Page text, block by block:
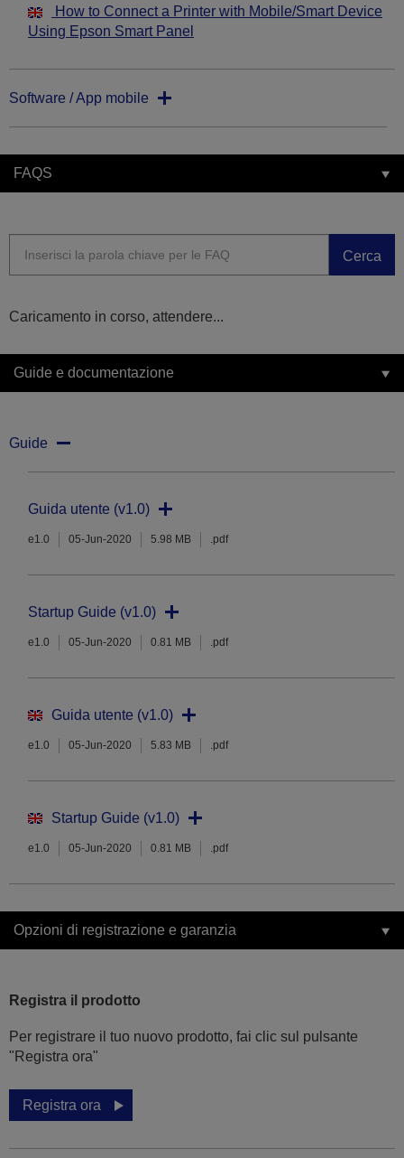
How to Connect a Printer with Mobile/Smart Device
Using Epson Smart Panel
Software / App mobile
FAQS
Cerca
Caricamento in corso, attendere...
Guide e documentazione
Guide
Guida utente (v1.0)
e1.0 05-Jun-2020 5.98 MB .pdf
Startup Guide (v1.0)
e1.0 05-Jun-2020 0.81 MB .pdf
Guida utente (v1.0)
e1.0 05-Jun-2020 5.83 MB .pdf
Startup Guide (v1.0)
e1.0 05-Jun-2020 0.81 MB .pdf
Opzioni di registrazione e garanzia
Registra il prodotto
Per registrare il tuo nuovo prodotto, fai clic sul pulsante
"Registra ora"
Registra ora